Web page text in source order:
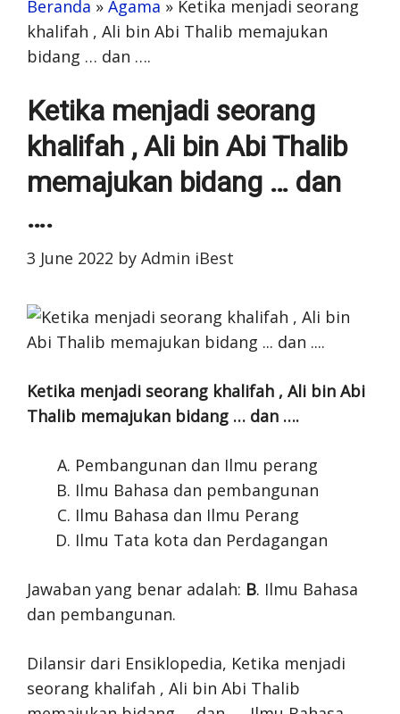
Beranda » Agama » Ketika menjadi seorang
khalifah , Ali bin Abi Thalib memajukan
bidang … dan ….
Ketika menjadi seorang
khalifah , Ali bin Abi Thalib
memajukan bidang … dan
….
3 June 2022 by Admin iBest
Ketika menjadi seorang khalifah , Ali bin Abi
Thalib memajukan bidang … dan ….
Pembangunan dan Ilmu perang
Ilmu Bahasa dan pembangunan
Ilmu Bahasa dan Ilmu Perang
Ilmu Tata kota dan Perdagangan
Jawaban yang benar adalah: B. Ilmu Bahasa
dan pembangunan.
Dilansir dari Ensiklopedia, Ketika menjadi
seorang khalifah , Ali bin Abi Thalib